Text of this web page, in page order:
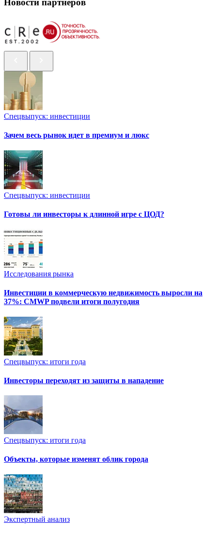
Новости партнеров
Спецвыпуск: инвестиции
Зачем весь рынок идет в премиум и люкс
Спецвыпуск: инвестиции
Готовы ли инвесторы к длинной игре с ЦОД?
Исследования рынка
Инвестиции в коммерческую недвижимость выросли на
37%: CMWP подвели итоги полугодия
Спецвыпуск: итоги года
Инвесторы переходят из защиты в нападение
Спецвыпуск: итоги года
Объекты, которые изменят облик города
Экспертный анализ